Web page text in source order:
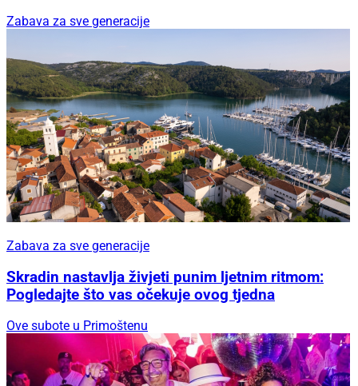
Zabava za sve generacije
Zabava za sve generacije
Skradin nastavlja živjeti punim ljetnim ritmom:
Pogledajte što vas očekuje ovog tjedna
Ove subote u Primoštenu